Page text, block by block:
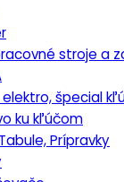
stroje a
špecial
ku kľúčom
Prípravky